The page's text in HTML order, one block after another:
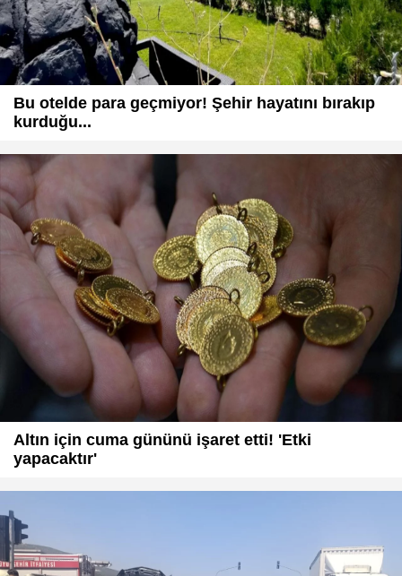
Bu otelde para geçmiyor! Şehir hayatını bırakıp
kurduğu...
Altın için cuma gününü işaret etti! 'Etki
yapacaktır'